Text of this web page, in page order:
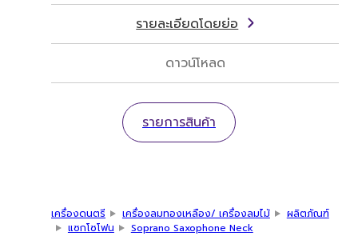
รายละเอียดโดยย่อ
ดาวน์โหลด
รายการสินค้า
เครื่องดนตรี เครื่องลมทองเหลือง/ เครื่องลมไม้
ผลิตภัณฑ์
แซกโซโฟน
Soprano Saxophone Neck